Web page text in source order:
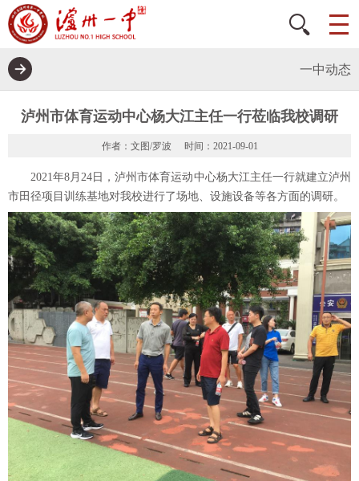
一中动态
泸州市体育运动中心杨大江主任一行莅临我校调研
作者：文图/罗波 时间：2021-09-01
2021年8月24日，泸州市体育运动中心杨大江主任一行就建立泸州
市田径项目训练基地对我校进行了场地、设施设备等各方面的调研。